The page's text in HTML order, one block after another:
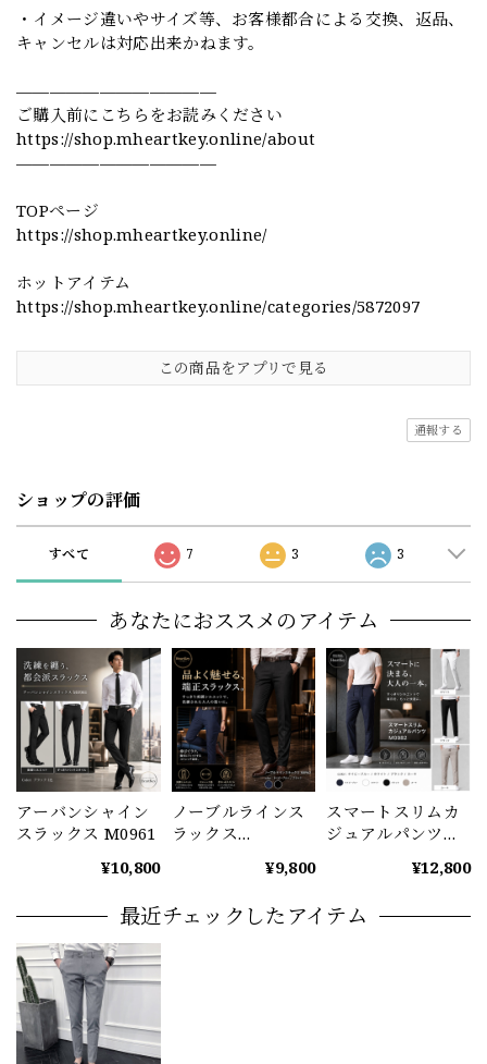
・イメージ違いやサイズ等、お客様都合による交換、返品、
キャンセルは対応出来かねます。
————————————
ご購入前にこちらをお読みください
https://shop.mheartkey.online/about
————————————
TOPページ
https://shop.mheartkey.online/
ホットアイテム
https://shop.mheartkey.online/categories/5872097
この商品をアプリで見る
通報する
ショップの評価
すべて 7 3 3
あなたにおススメのアイテム
アーバンシャイン
スラックス M0961
¥10,800
ノーブルラインス
ラックス
¥9,800
スマートスリムカ
ジュアルパンツ
¥12,800
最近チェックしたアイテム